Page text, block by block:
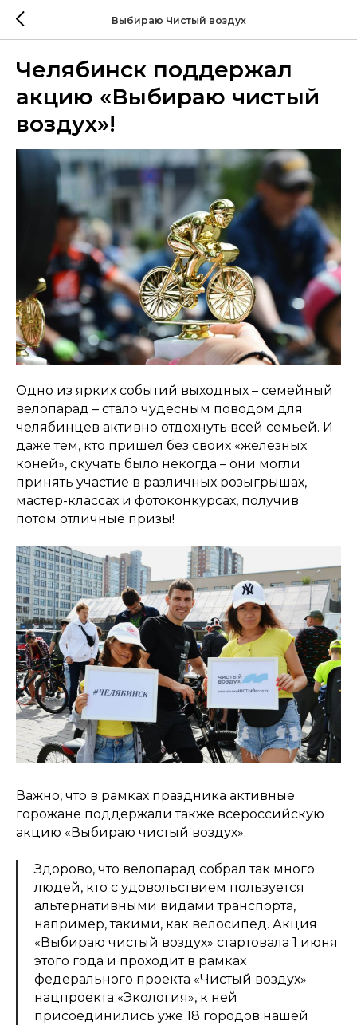
Выбираю Чистый воздух
Челябинск поддержал
акцию «Выбираю чистый
воздух»!
Одно из ярких событий выходных – семейный
велопарад – стало чудесным поводом для
челябинцев активно отдохнуть всей семьей. И
даже тем, кто пришел без своих «железных
коней», скучать было некогда – они могли
принять участие в различных розыгрышах,
мастер-классах и фотоконкурсах, получив
потом отличные призы!
Важно, что в рамках праздника активные
горожане поддержали также всероссийскую
акцию «Выбираю чистый воздух».
Здорово, что велопарад собрал так много
людей, кто с удовольствием пользуется
альтернативными видами транспорта,
например, такими, как велосипед. Акция
«Выбираю чистый воздух» стартовала 1 июня
этого года и проходит в рамках
федерального проекта «Чистый воздух»
нацпроекта «Экология», к ней
присоединились уже 18 городов нашей